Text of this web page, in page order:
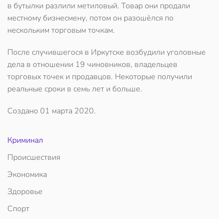
в бутылки разлили метиловый. Товар они продали
местному бизнесмену, потом он разошёлся по
нескольким торговым точкам.
После случившегося в Иркутске возбудили уголовные
дела в отношении 19 чиновников, владельцев
торговых точек и продавцов. Некоторые получили
реальные сроки в семь лет и больше.
Создано 01 марта 2020.
Криминал
Происшествия
Экономика
Здоровье
Спорт